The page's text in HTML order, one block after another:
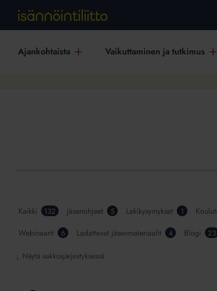
Ajankohtaista Vaikuttaminen ja tutkimus
Kaikki 132 Jäsenohjeet 5 Lakikysymykset 1
Webinaarit 6 Ladattavat jäsenmateriaalit 4 Blogi 23
↓ Näytä aakkosjärjestyksessä
Asukasviestinnän